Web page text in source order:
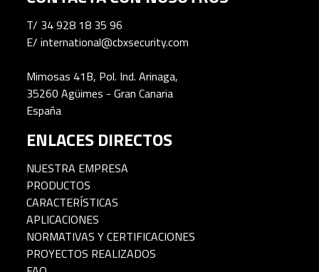
T/ 34 928 18 35 96
E/international@cbxsecurity.com
Mimosas 41B, Pol. Ind. Arinaga,
35260 Agüimes - Gran Canaria
España
ENLACES DIRECTOS
NUESTRA EMPRESA
PRODUCTOS
CARACTERÍSTICAS
APLICACIONES
NORMATIVAS Y CERTIFICACIONES
PROYECTOS REALIZADOS